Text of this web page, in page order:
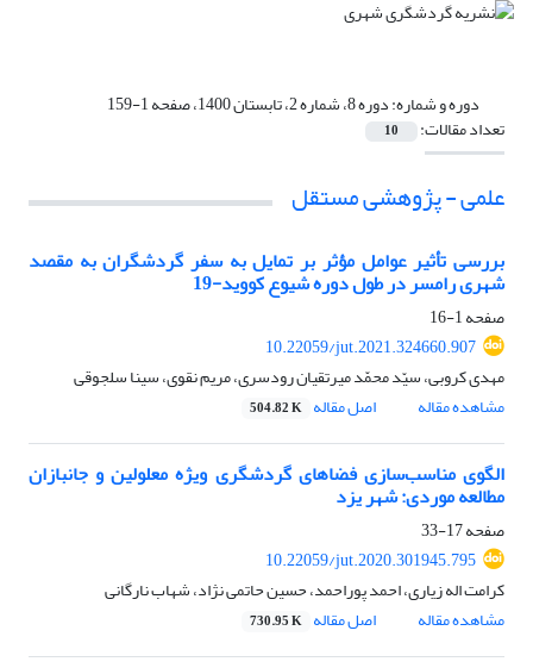
دوره و شماره:دوره 8، شماره 2، تابستان 1400، صفحه 1-159
تعداد مقالات: 10
علمی - پژوهشی مستقل
بررسی تأثیر عوامل مؤثر بر تمایل به سفر گردشگران به مقصد
شهری رامسر در طول دوره شیوع کووید-19
صفحه1-16
10.22059/jut.2021.324660.907
مهدی کروبی، سیّد محمّد میرتقیان رودسری، مریم نقوی، سینا سلجوقی
مشاهده مقاله
اصل مقاله 504.82 K
الگوی مناسب‌سازی فضاهای گردشگری ویژه معلولین و جانبازان
مطالعه موردی: شهر یزد
صفحه17-33
10.22059/jut.2020.301945.795
کرامت اله زیاری، احمد پوراحمد، حسین حاتمی نژاد، شهاب نارگانی
مشاهده مقاله
اصل مقاله 730.95 K